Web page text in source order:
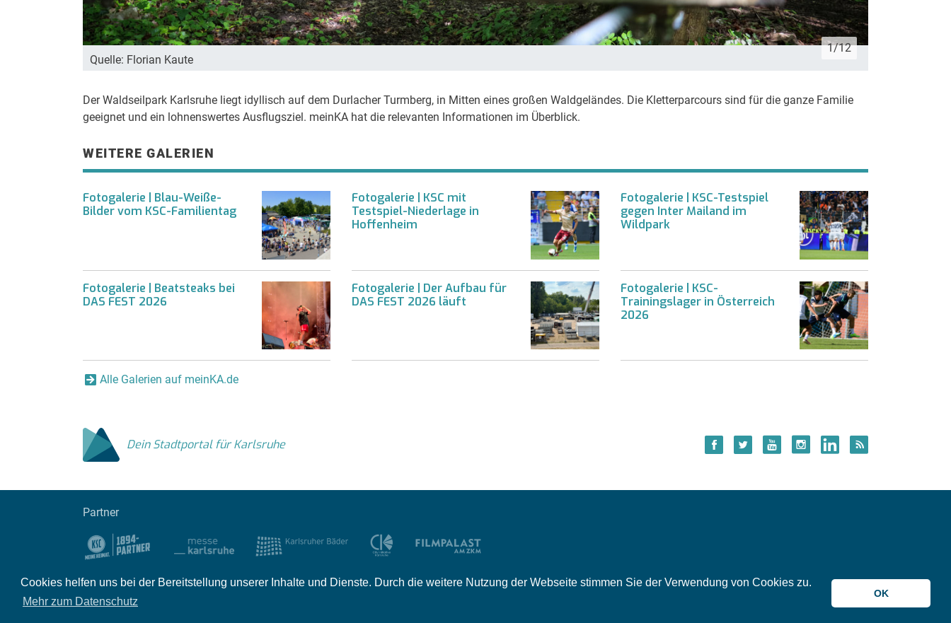
Cookies helfen uns bei der Bereitstellung unserer Inhalte und Dienste. Durch die weitere Nutzung der Webseite stimmen Sie der Verwendung von Cookies zu.
Mehr zum Datenschutz
OK
Quelle: Florian Kaute
1/12
Der Waldseilpark Karlsruhe liegt idyllisch auf dem Durlacher Turmberg, in Mitten eines großen Waldgeländes. Die Kletterparcours sind für die ganze Familie
geeignet und ein lohnenswertes Ausflugsziel. meinKA hat die relevanten Informationen im Überblick.
WEITERE GALERIEN
Fotogalerie | Blau-Weiße-
Bilder vom KSC-Familientag
Fotogalerie | KSC mit
Testspiel-Niederlage in
Hoffenheim
Fotogalerie | KSC-Testspiel
gegen Inter Mailand im
Wildpark
Fotogalerie | Beatsteaks bei
DAS FEST 2026
Fotogalerie | Der Aufbau für
DAS FEST 2026 läuft
Fotogalerie | KSC-
Trainingslager in Österreich
2026
Alle Galerien auf meinKA.de
Dein Stadtportal für Karlsruhe
Partner
Impressum Kontakt Datenschutz Partner Mediadaten Jobs © 2026 meinKA